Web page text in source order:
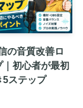
の音質改善ロ
｜初心者が最初
5ステップ